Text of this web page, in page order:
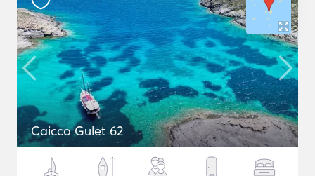
Caicco Gulet 62